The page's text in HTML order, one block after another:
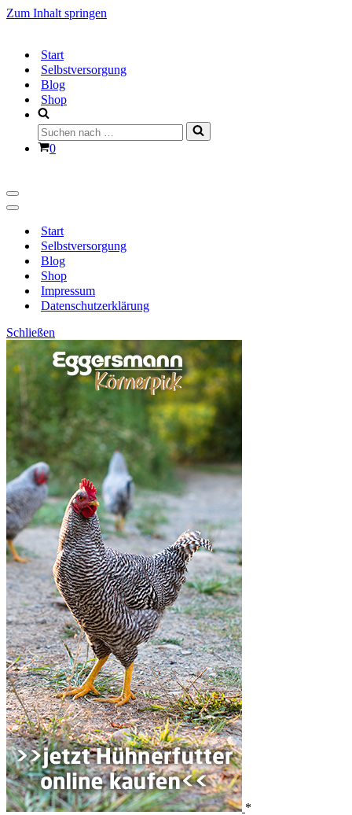
Zum Inhalt springen
Start
Selbstversorgung
Blog
Shop
Suchen
nach …
Warenkorb
0
Navigationsmenü
Navigationsmenü
Start
Selbstversorgung
Blog
Shop
Impressum
Datenschutzerklärung
Schließen
*